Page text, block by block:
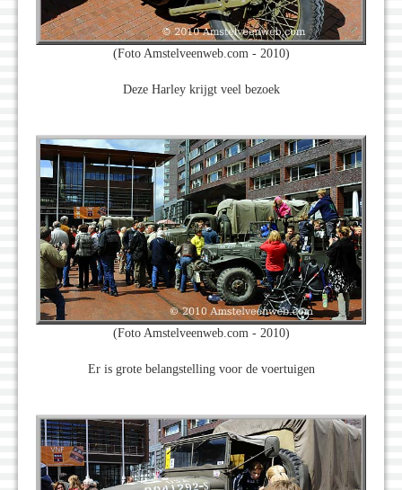
(Foto Amstelveenweb.com - 2010)
Deze Harley krijgt veel bezoek
(Foto Amstelveenweb.com - 2010)
Er is grote belangstelling voor de voertuigen